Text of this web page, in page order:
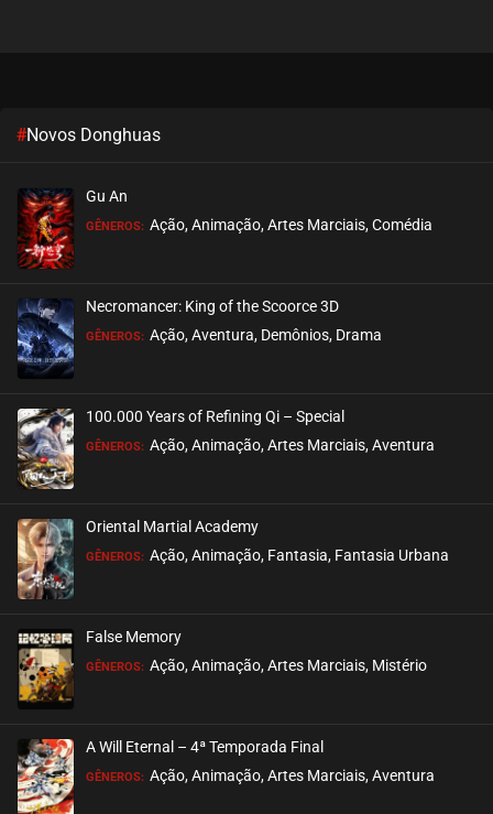
EPISÓDIO 06
Super Seminary
EPISÓDIO 05
Super Seminary
EPISÓDIO 04
Super Seminary
EPISÓDIO 03
Super Seminary
EPISÓDIO 02
ASSISTIDO
Super Seminary
EPISÓDIO 01
#Novos Donghuas
Gu An
GÊNEROS: Ação, Animação, Artes Marciais, Comédia
Necromancer: King of the Scoorce 3D
GÊNEROS: Ação, Aventura, Demônios, Drama
100.000 Years of Refining Qi – Special
GÊNEROS: Ação, Animação, Artes Marciais, Aventura
Oriental Martial Academy
GÊNEROS: Ação, Animação, Fantasia, Fantasia Urbana
False Memory
GÊNEROS: Ação, Animação, Artes Marciais, Mistério
A Will Eternal – 4ª Temporada Final
GÊNEROS: Ação, Animação, Artes Marciais, Aventura